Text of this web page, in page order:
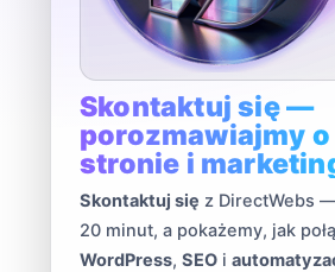
Skontaktuj się —
porozmawiajmy
stronie i
Skontaktuj się z DirectWebs
20 minut, a pokażemy, jak
WordPress, SEO i